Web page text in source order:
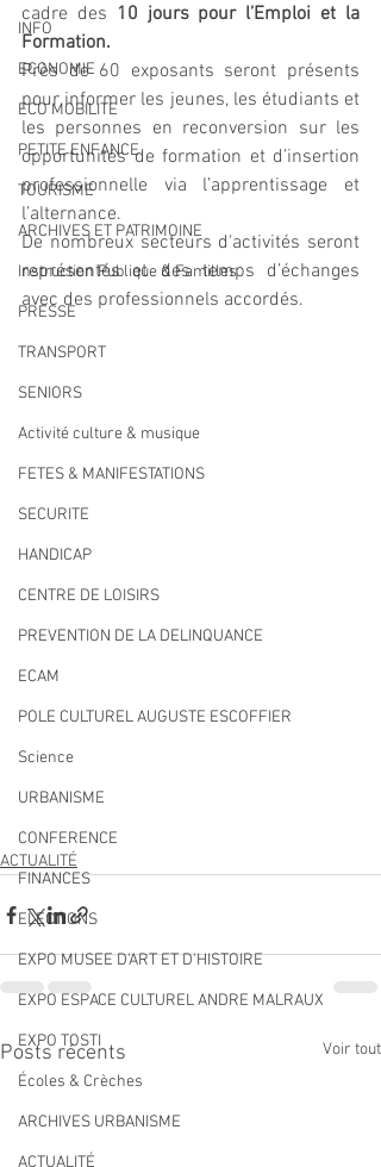
INFO
ECONOMIE
ECO MOBILITE
PETITE ENFANCE
TOURISME
ARCHIVES ET PATRIMOINE
Instruction Publique & Familles
PRESSE
TRANSPORT
SENIORS
Activité culture & musique
FETES & MANIFESTATIONS
SECURITE
HANDICAP
CENTRE DE LOISIRS
PREVENTION DE LA DELINQUANCE
ECAM
POLE CULTUREL AUGUSTE ESCOFFIER
Science
URBANISME
CONFERENCE
FINANCES
ELECTIONS
EXPO MUSEE D'ART ET D'HISTOIRE
EXPO ESPACE CULTUREL ANDRE MALRAUX
EXPO TOSTI
Écoles & Crèches
ARCHIVES URBANISME
ACTUALITÉ
cadre des 10 jours pour l’Emploi et la
Formation.
Près de 60 exposants seront présents
pour informer les jeunes, les étudiants et
les personnes en reconversion sur les
opportunités de formation et d’insertion
professionnelle via l’apprentissage et
l’alternance.
De nombreux secteurs d'activités seront
représentés et des temps d’échanges
avec des professionnels accordés.
ACTUALITÉ
Posts récents Voir tout